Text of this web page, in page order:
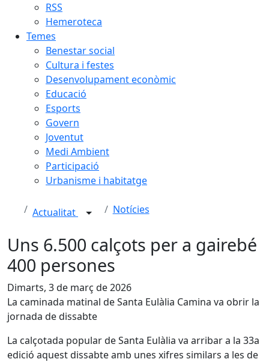
RSS
Hemeroteca
Temes
Benestar social
Cultura i festes
Desenvolupament econòmic
Educació
Esports
Govern
Joventut
Medi Ambient
Participació
Urbanisme i habitatge
Actualitat Notícies
Uns 6.500 calçots per a gairebé
400 persones
Dimarts, 3 de març de 2026
La caminada matinal de Santa Eulàlia Camina va obrir la
jornada de dissabte
La calçotada popular de Santa Eulàlia va arribar a la 33a
edició aquest dissabte amb unes xifres similars a les de